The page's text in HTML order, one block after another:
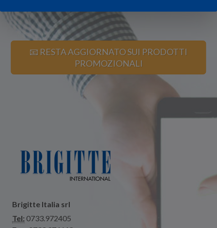
📧 RESTA AGGIORNATO SUI PRODOTTI
PROMOZIONALI
Brigitte Italia srl
Tel: 0733.972405